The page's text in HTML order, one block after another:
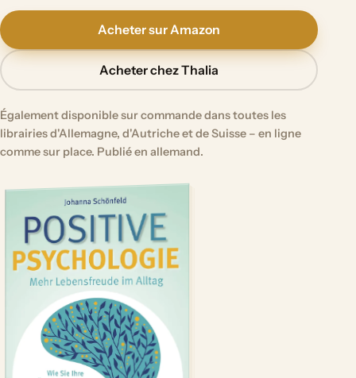
Acheter sur Amazon
Acheter chez Thalia
Également disponible sur commande dans toutes les
librairies d'Allemagne, d'Autriche et de Suisse – en ligne
comme sur place. Publié en allemand.